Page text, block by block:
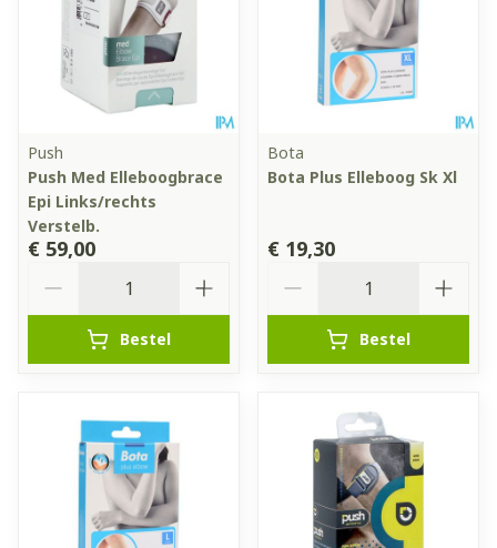
Push
Push Med Elleboogbrace
Epi Links/rechts
Verstelb.
€ 59,00
Bestel
Bota
Bota Plus Elleboog Sk Xl
€ 19,30
Bestel